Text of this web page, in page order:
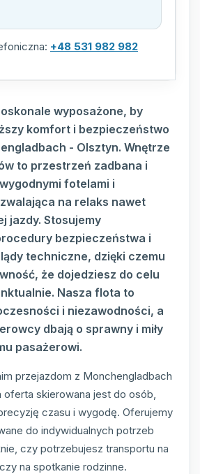
+48 531 982 982
wyposażone, by
komfort i bezpieczeństwo
- Olsztyn. Wnętrze
to przestrzeń zadbana i
fotelami i
na relaks nawet
jazdy. Stosujemy
bezpieczeństwa i
techniczne, dzięki czemu
że dojedziesz do celu
Nasza flota to
i niezawodności, a
dbają o sprawny i miły
pasażerowi.
przejazdom z Monchengladbach
oferta skierowana jest do osób,
czasu i wygodę. Oferujemy
do indywidualnych potrzeb
czy potrzebujesz transportu na
na spotkanie rodzinne.